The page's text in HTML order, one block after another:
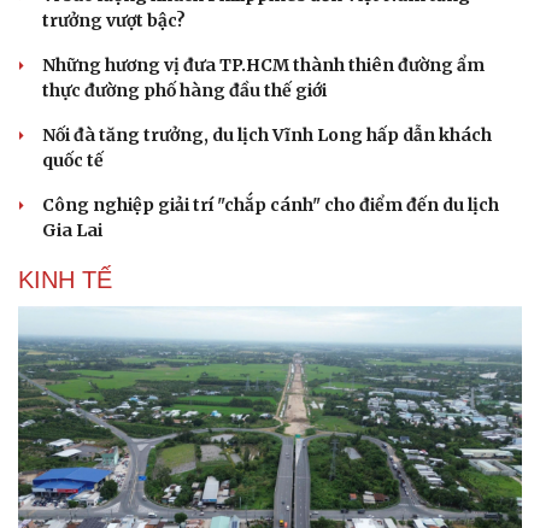
trưởng vượt bậc?
Những hương vị đưa TP.HCM thành thiên đường ẩm
thực đường phố hàng đầu thế giới
Nối đà tăng trưởng, du lịch Vĩnh Long hấp dẫn khách
quốc tế
Công nghiệp giải trí "chắp cánh" cho điểm đến du lịch
Gia Lai
KINH TẾ